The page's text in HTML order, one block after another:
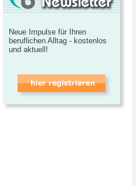
Neue Impulse für Ihren
beruflichen Alltag - kostenlos
und aktuell!